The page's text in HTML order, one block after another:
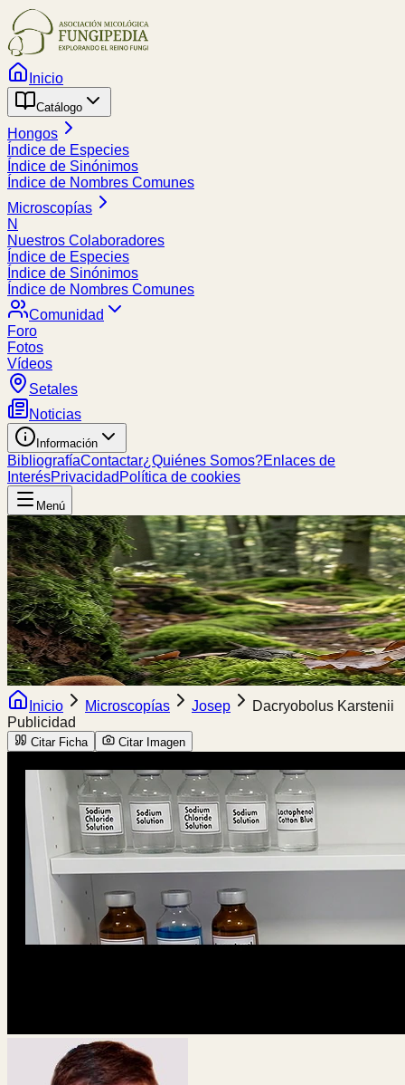
Inicio
Catálogo
Hongos
Índice de Especies
Índice de Sinónimos
Índice de Nombres Comunes
Microscopías
N
Nuestros Colaboradores
Índice de Especies
Índice de Sinónimos
Índice de Nombres Comunes
Comunidad
Foro
Fotos
Vídeos
Setales
Noticias
Información
BibliografíaContactar¿Quiénes Somos?Enlaces de
InterésPrivacidad Política de cookies
Menú
Inicio Microscopías Josep
Dacryobolus Karstenii
Publicidad
Citar Ficha Citar Imagen